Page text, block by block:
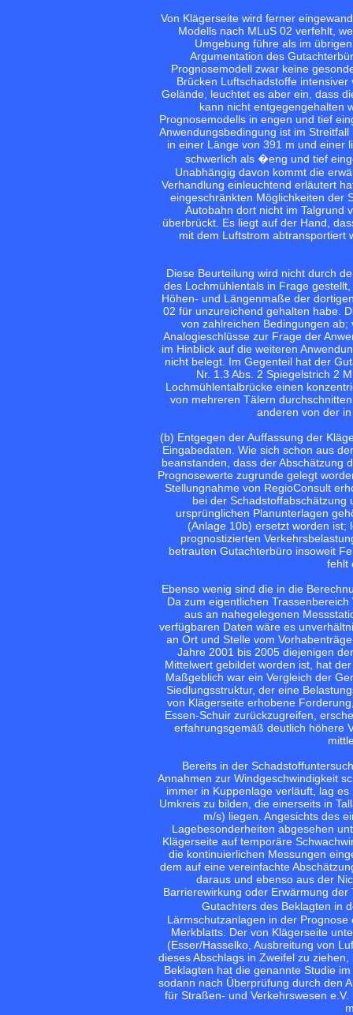
Von Klägerseite wird ferner
Modells nach MLuS 02 verfehlt,
Umgebung führe als im
Argumentation des
Prognosemodell zwar keine
Brücken Luftschadstoffe
Gelände, leuchtet es aber ein, dass
kann nicht entgegengehalten
Prognosemodells in engen und tief
Anwendungsbedingung ist im
in einer Länge von 391 m und einer
schwerlich als �eng und tief
Unabhängig davon kommt die
Verhandlung einleuchtend erläutert
eingeschränkten Möglichkeiten der
Autobahn dort nicht im Talgrund
überbrückt. Es liegt auf der Hand,
mit dem Luftstrom abtransportiert
Diese Beurteilung wird nicht durch
des Lochmühlentals in Frage
Höhen- und Längenmaße der
02 für unzureichend gehalten habe.
von zahlreichen Bedingungen
Analogieschlüsse zur Frage der
im Hinblick auf die weiteren
nicht belegt. Im Gegenteil hat der
Nr. 1.3 Abs. 2 Spiegelstrich 2
Lochmühlentalbrücke einen
von mehreren Tälern
anderen von der
(b) Entgegen der Auffassung der
Eingabedaten. Wie sich schon aus
beanstanden, dass der Abschätzung
Prognosewerte zugrunde gelegt
Stellungnahme von RegioConsult
bei der Schadstoffabschätzung
ursprünglichen Planunterlagen
(Anlage 10b) ersetzt worden
prognostizierten
betrauten Gutachterbüro insoweit
fehlt
Ebenso wenig sind die in die
Da zum eigentlichen
aus an nahegelegenen
verfügbaren Daten wäre es
an Ort und Stelle vom
Jahre 2001 bis 2005 diejenigen
Mittelwert gebildet worden ist, hat
Maßgeblich war ein Vergleich der
Siedlungsstruktur, der eine
von Klägerseite erhobene
Essen-Schuir zurückzugreifen,
erfahrungsgemäß deutlich höhere
Bereits in der
Annahmen zur Windgeschwindigkeit
immer in Kuppenlage verläuft, lag
Umkreis zu bilden, die einerseits in
m/s) liegen. Angesichts des
Lagebesonderheiten abgesehen
Klägerseite auf temporäre
die kontinuierlichen Messungen
dem auf eine vereinfachte
daraus und ebenso aus der
Barrierewirkung oder Erwärmung
Gutachters des Beklagten in
Lärmschutzanlagen in der
Merkblatts. Der von Klägerseite
(Esser/Hasselko, Ausbreitung von
dieses Abschlags in Zweifel zu
Beklagten hat die genannte Studie
sodann nach Überprüfung durch den
für Straßen- und Verkehrswesen